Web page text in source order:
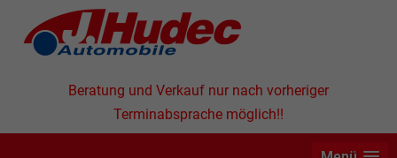
Beratung und Verkauf nur nach vorheriger
Terminabsprache möglich!!